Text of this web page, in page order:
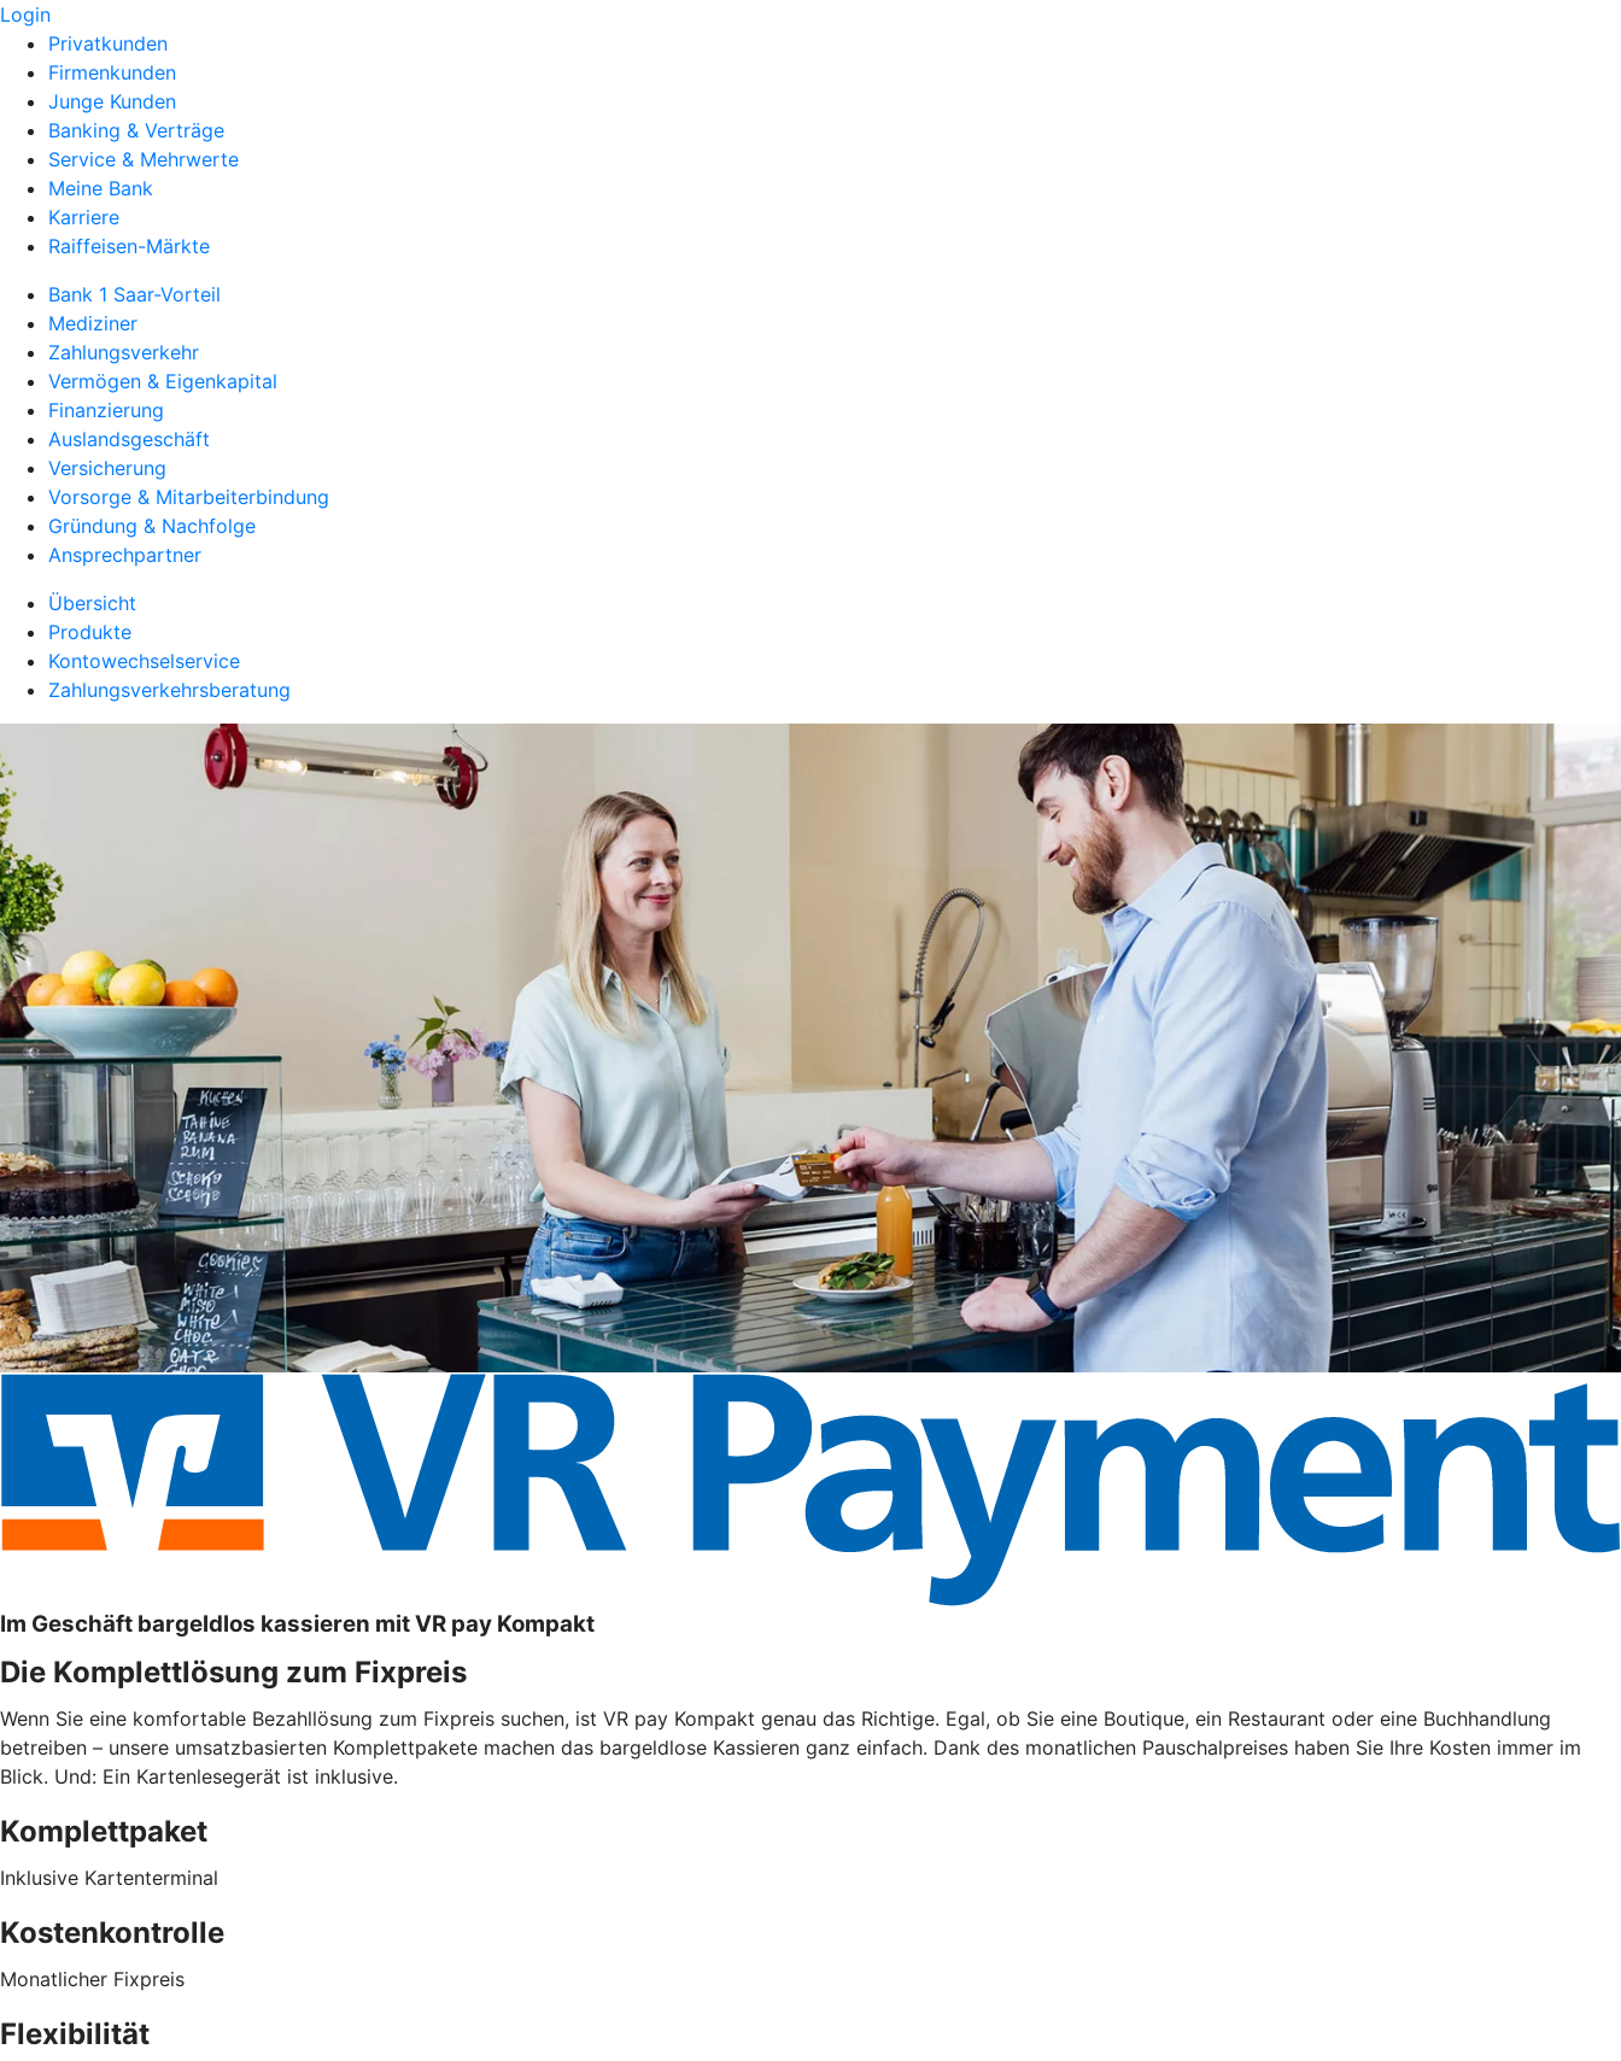
Login
Privatkunden
Firmenkunden
Junge Kunden
Banking & Verträge
Service & Mehrwerte
Meine Bank
Karriere
Raiffeisen-Märkte
Bank 1 Saar-Vorteil
Mediziner
Zahlungsverkehr
Vermögen & Eigenkapital
Finanzierung
Auslandsgeschäft
Versicherung
Vorsorge & Mitarbeiterbindung
Gründung & Nachfolge
Ansprechpartner
Übersicht
Produkte
Kontowechselservice
Zahlungsverkehrsberatung
Im Geschäft bargeldlos kassieren mit VR pay Kompakt
Die Komplettlösung zum Fixpreis
Wenn Sie eine komfortable Bezahllösung zum Fixpreis suchen, ist VR pay Kompakt genau das Richtige. Egal, ob Sie eine Boutique, ein Restaurant oder eine Buchhandlung
betreiben – unsere umsatzbasierten Komplettpakete machen das bargeldlose Kassieren ganz einfach. Dank des monatlichen Pauschalpreises haben Sie Ihre Kosten immer im
Blick. Und: Ein Kartenlesegerät ist inklusive.
Komplettpaket
Inklusive Kartenterminal
Kostenkontrolle
Monatlicher Fixpreis
Flexibilität